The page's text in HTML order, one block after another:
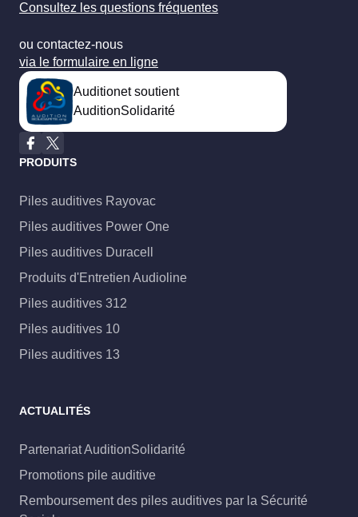
Consultez les questions fréquentes
ou contactez-nous
via le formulaire en ligne
Auditionet soutient
AuditionSolidarité
PRODUITS
Piles auditives Rayovac
Piles auditives Power One
Piles auditives Duracell
Produits d'Entretien Audioline
Piles auditives 312
Piles auditives 10
Piles auditives 13
ACTUALITÉS
Partenariat AuditionSolidarité
Promotions pile auditive
Remboursement des piles auditives par la Sécurité